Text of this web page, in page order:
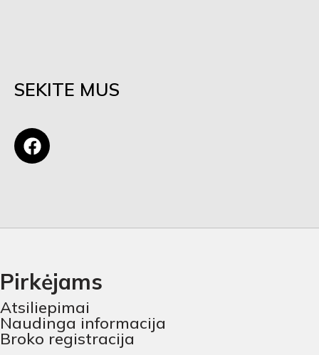
SEKITE MUS
Pirkėjams
Atsiliepimai
Naudinga informacija
Broko registracija